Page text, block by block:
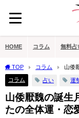
HOME コラム 無料占
TOP コラム
山倭
恋愛運
コラム 占い 運
山倭厭魏の誕生
たの全体運・恋